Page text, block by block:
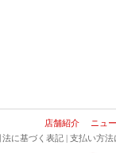
店舗紹介
ニュ
法に基づく表記| 支払い方法